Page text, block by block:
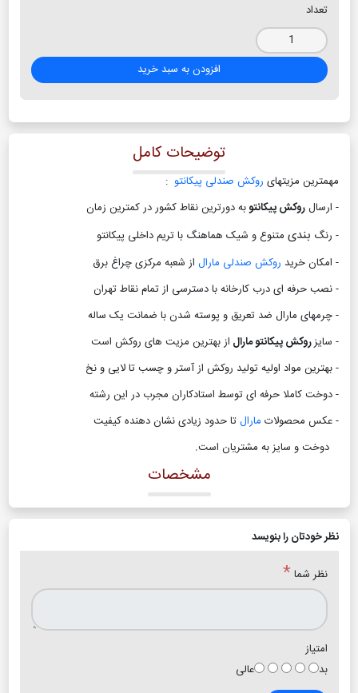
تعداد
افزودن به سبد خرید
توضیحات کامل
مهمترین مزیتهای روکش صندلی پیکانتو :
- ارسالروکش پیکانتوبه دورترین نقاط کشور در کمترین زمان
- رنگ بندی متنوع و شیک هماهنگ با تریم داخلی پیکانتو
- امکان خرید روکش صندلی مارال از شعبه مرکزی چراغ برق
- نصب حرفه ای درب کارخانه با دسترسی از تمام نقاط تهران
- چرمهای مارال ضد تعریق و پوسته شدن با ضمانت یک ساله
- سایزروکش پیکانتو مارال از بهترین مزیت های روکش است
- بهترین مواد اولیه تولید روکش از آستر و چسب تا لایی و نخ
- دوخت کاملا حرفه ای توسط استادکاران مجرب در این رشته
- عکس محصولات مارالتا حدود زیادی نشان دهنده کیفیت
دوخت و سایز به مشتریان است.
مشخصات
نظر خودتان را بنویسد
نظر شما *
امتیاز
بد
عالی